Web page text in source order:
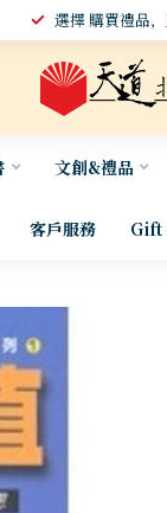
選擇 購買禮品
文創&禮品
客戶服務 Gift